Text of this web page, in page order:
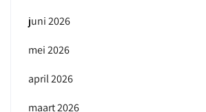
juni 2026
mei 2026
april 2026
maart 2026